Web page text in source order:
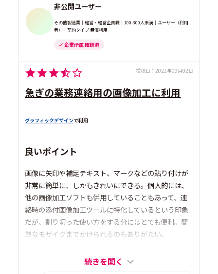
非公開ユーザー
その他製造業｜経営・経営企画職｜100-300人未満｜ユーザー（利用
者）｜契約タイプ 無償利用
企業所属 確認済
投稿日： 2021年09月02日
急ぎの業務連絡用の画像加工に利用
グラフィックデザインで利用
良いポイント
画像に矢印や補足テキスト、マークなどの貼り付けが
非常に簡単に、しかもきれいにできる。個人的には、
他の画像加工ソフトも併用していることもあって、連
絡時の添付画像加工ツールに特化しているという印象
だが、割り切った使い方をする分にはとても便利。簡
単なモザイクまでかけられるのもありがたい。
続きを開く